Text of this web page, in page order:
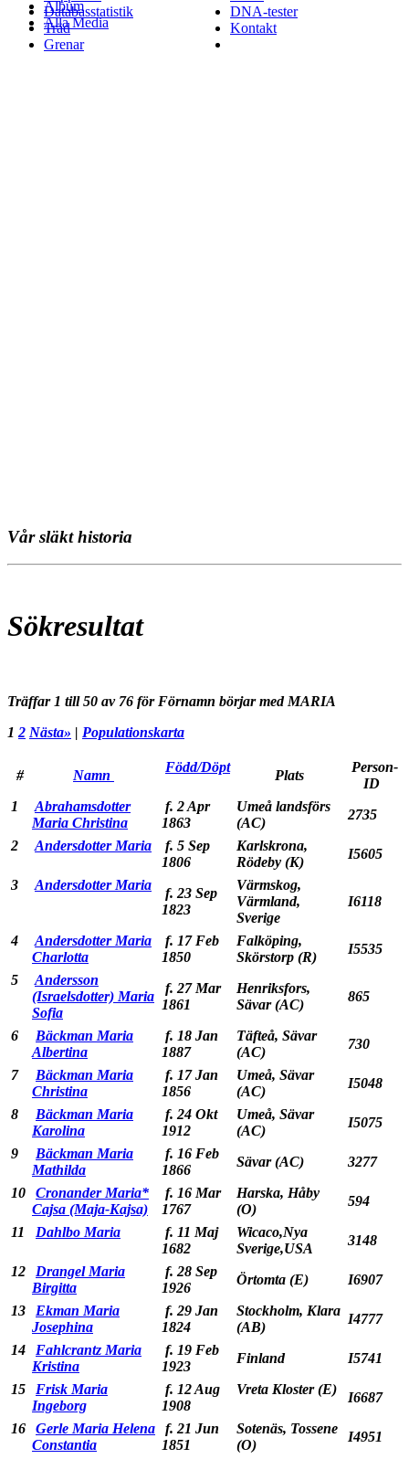
Album
Alla Media
Databasstatistik
Träd
Grenar
DNA-tester
Kontakt
Vår släkt historia
Sökresultat
Träffar 1 till 50 av 76 för Förnamn börjar med MARIA
1 2 Nästa» | Populationskarta
# Namn
Född/Döpt
Plats
Person-
ID
1
Abrahamsdotter
Maria Christina
f. 2 Apr
1863
Umeå landsförs
(AC)
2735
2
Andersdotter Maria
f. 5 Sep
1806
Karlskrona,
Rödeby (K)
I5605
3
Andersdotter Maria
f. 23 Sep
1823
Värmskog,
Värmland,
Sverige
I6118
4
Andersdotter Maria
Charlotta
f. 17 Feb
1850
Falköping,
Skörstorp (R)
I5535
5
Andersson
(Israelsdotter) Maria
Sofia
f. 27 Mar
1861
Henriksfors,
Sävar (AC)
865
6
Bäckman Maria
Albertina
f. 18 Jan
1887
Täfteå, Sävar
(AC)
730
7
Bäckman Maria
Christina
f. 17 Jan
1856
Umeå, Sävar
(AC)
I5048
8
Bäckman Maria
Karolina
f. 24 Okt
1912
Umeå, Sävar
(AC)
I5075
9
Bäckman Maria
Mathilda
f. 16 Feb
1866
Sävar (AC)
3277
10
Cronander Maria*
Cajsa (Maja-Kajsa)
f. 16 Mar
1767
Harska, Håby
(O)
594
11
Dahlbo Maria
f. 11 Maj
1682
Wicaco,Nya
Sverige,USA
3148
12
Drangel Maria
Birgitta
f. 28 Sep
1926
Örtomta (E)
I6907
13
Ekman Maria
Josephina
f. 29 Jan
1824
Stockholm, Klara
(AB)
I4777
14
Fahlcrantz Maria
Kristina
f. 19 Feb
1923
Finland
I5741
15
Frisk Maria
Ingeborg
f. 12 Aug
1908
Vreta Kloster (E)
I6687
16
Gerle Maria Helena
Constantia
f. 21 Jun
1851
Sotenäs, Tossene
(O)
I4951